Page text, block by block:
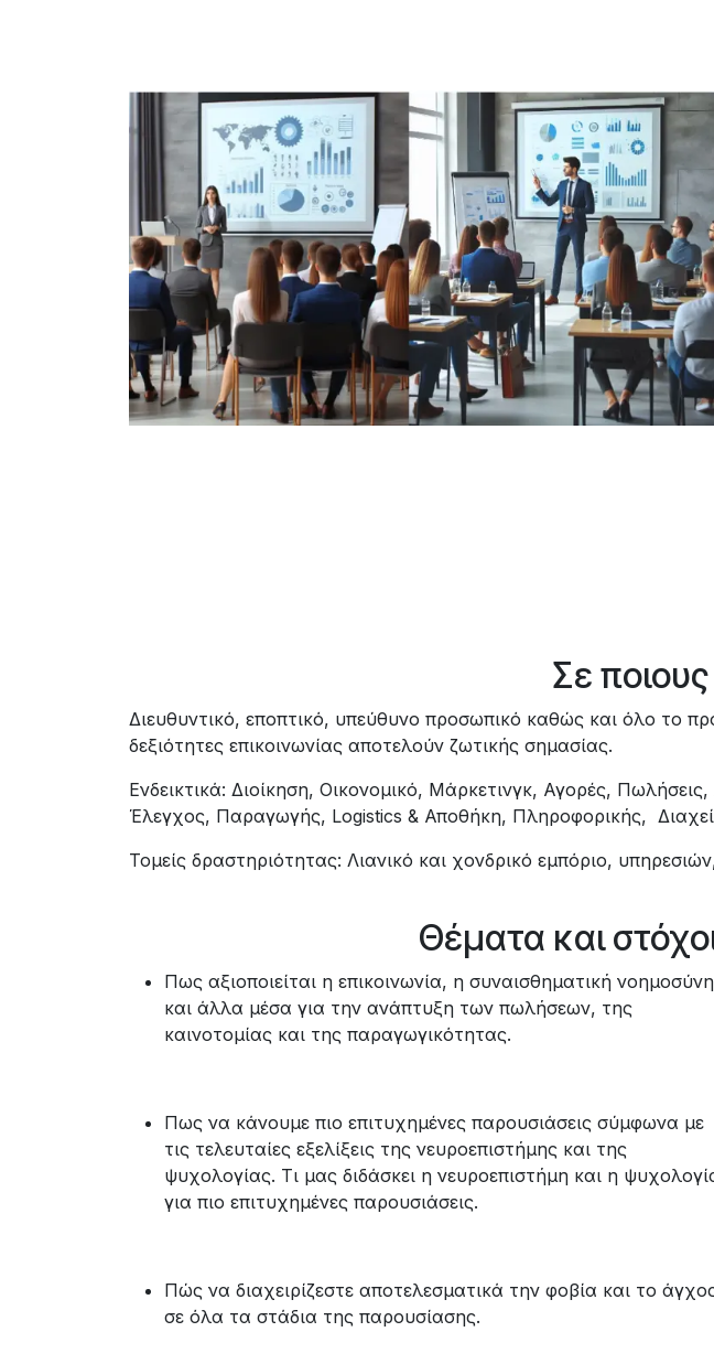
Σε
Διευθυντικό, εποπτικό, υπεύθυνο προσωπικό καθώς και όλο το
δεξιότητες επικοινωνίας αποτελούν ζωτικής σημασίας.
Ενδεικτικά: Διοίκηση, Οικονομικό, Μάρκετινγκ, Αγορές,
Έλεγχος, Παραγωγής, Logistics & Αποθήκη, Πληροφορικής,
Τομείς δραστηριότητας: Λιανικό και χονδρικό εμπόριο,
Θέματα και
Πως αξιοποιείται η επικοινωνία, η συναισθηματική νοημοσύνη
και άλλα μέσα για την ανάπτυξη των πωλήσεων, της
καινοτομίας και της παραγωγικότητας.
Πως να κάνουμε πιο επιτυχημένες παρουσιάσεις σύμφωνα με
τις τελευταίες εξελίξεις της νευροεπιστήμης και της
ψυχολογίας. Τι μας διδάσκει η νευροεπιστήμη και η
για πιο επιτυχημένες παρουσιάσεις.
Πώς να διαχειρίζεστε αποτελεσματικά την φοβία και το
σε όλα τα στάδια της παρουσίασης.